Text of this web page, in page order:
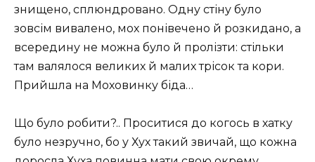
знищено, сплюндровано. Одну стіну було
зовсім вивалено, мох понівечено й розкидано, а
всередину не можна було й пролізти: стільки
там валялося великих й малих трісок та кори.
Прийшла на Моховинку біда…
Що було робити?.. Проситися до когось в хатку
було незручно, бо у Хух такий звичай, що кожна